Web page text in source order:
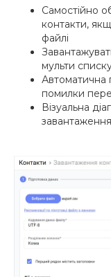
Самостійно
контакти,
файлі
мульти
Автоматична
помилки
Візуальна